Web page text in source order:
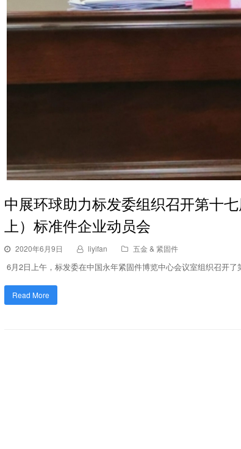
中展环球助力标发委组织召开第十
上）标准件企业动员会
2020年6月9日 liyifan 五金 & 紧固件
6月2日上午，标发委在中国永年紧固件博览中心会议室组织召开
Read More